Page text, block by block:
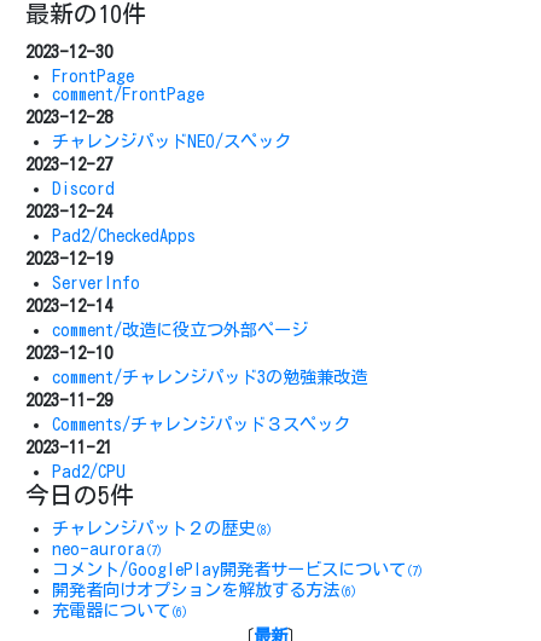
最新の10件
2023-12-30
FrontPage
comment/FrontPage
2023-12-28
チャレンジパッドNEO/スペック
2023-12-27
Discord
2023-12-24
Pad2/CheckedApps
2023-12-19
ServerInfo
2023-12-14
comment/改造に役立つ外部ページ
2023-12-10
comment/チャレンジパッド3の勉強兼改造
2023-11-29
Comments/チャレンジパッド３スペック
2023-11-21
Pad2/CPU
今日の5件
チャレンジパット２の歴史 (8)
neo-aurora (7)
コメント/GooglePlay開発者サービスについて (7)
開発者向けオプションを解放する方法(6)
充電器について (6)
〔最新〕